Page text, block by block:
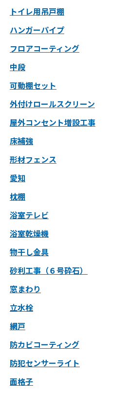
トイレ用吊戸棚
ハンガーパイプ
フロアコーティング
中段
可動棚セット
外付けロールスクリーン
屋外コンセント増設工事
床補強
形材フェンス
愛知
枕棚
浴室テレビ
浴室乾燥機
物干し金具
砂利工事（６号砕石）
窓まわり
立水栓
網戸
防カビコーティング
防犯センサーライト
面格子